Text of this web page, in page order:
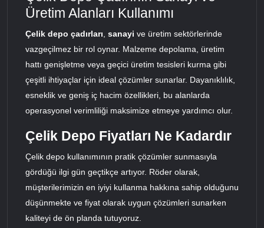
Üretim Alanları Kullanımı
Çelik depo çadırları, sanayi ve üretim sektörlerinde
vazgeçilmez bir rol oynar. Malzeme depolama, üretim
hattı genişletme veya geçici üretim tesisleri kurma gibi
çeşitli ihtiyaçlar için ideal çözümler sunarlar. Dayanıklılık,
esneklik ve geniş iç hacim özellikleri, bu alanlarda
operasyonel verimliliği maksimize etmeye yardımcı olur.
Çelik Depo Fiyatları Ne Kadardır
Çelik depo kullanımının pratik çözümler sunmasıyla
gördüğü ilgi gün geçtikçe artıyor. Röder olarak,
müşterilerimizin en iyiyi kullanma hakkına sahip olduğunu
düşünmekte ve fiyat olarak uygun çözümleri sunarken
kaliteyi de ön planda tutuyoruz.